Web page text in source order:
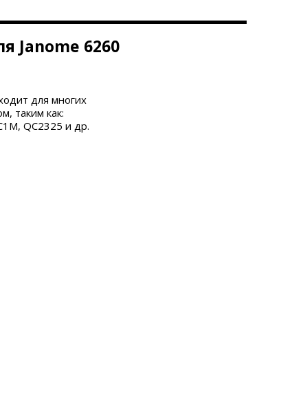
Janome 6260
для многих
таким как:
QC2325 и др.